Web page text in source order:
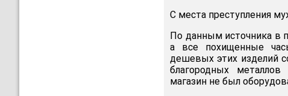
С места преступления
По данным источника в
а все похищенные
дешевых этих изделий
благородных
магазин не был